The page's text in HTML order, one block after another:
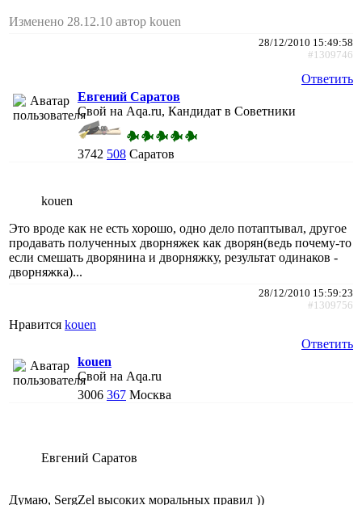
Изменено 28.12.10 автор kouen
28/12/2010 15:49:58
#1309746
Ответить
Евгений Саратов
Свой на Aqa.ru, Кандидат в Советники
3742 508 Саратов
kouen
Это вроде как не есть хорошо, одно дело потаптывал, другое
продавать полученных дворняжек как дворян(ведь почему-то
если смешать дворянина и дворняжку, результат одинаков -
дворняжка)...
28/12/2010 15:59:23
#1309756
Нравится kouen
Ответить
kouen
Свой на Aqa.ru
3006 367 Москва
Евгений Саратов
Думаю, SergZel высоких моральных правил ))